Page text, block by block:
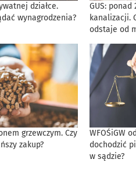
działce.
wynagrodzenia?
GUS:
kanalizacji.
odstaje od
grzewczym. Czy
zakup?
WFOŚiGW
dochodzić
w sądzie?